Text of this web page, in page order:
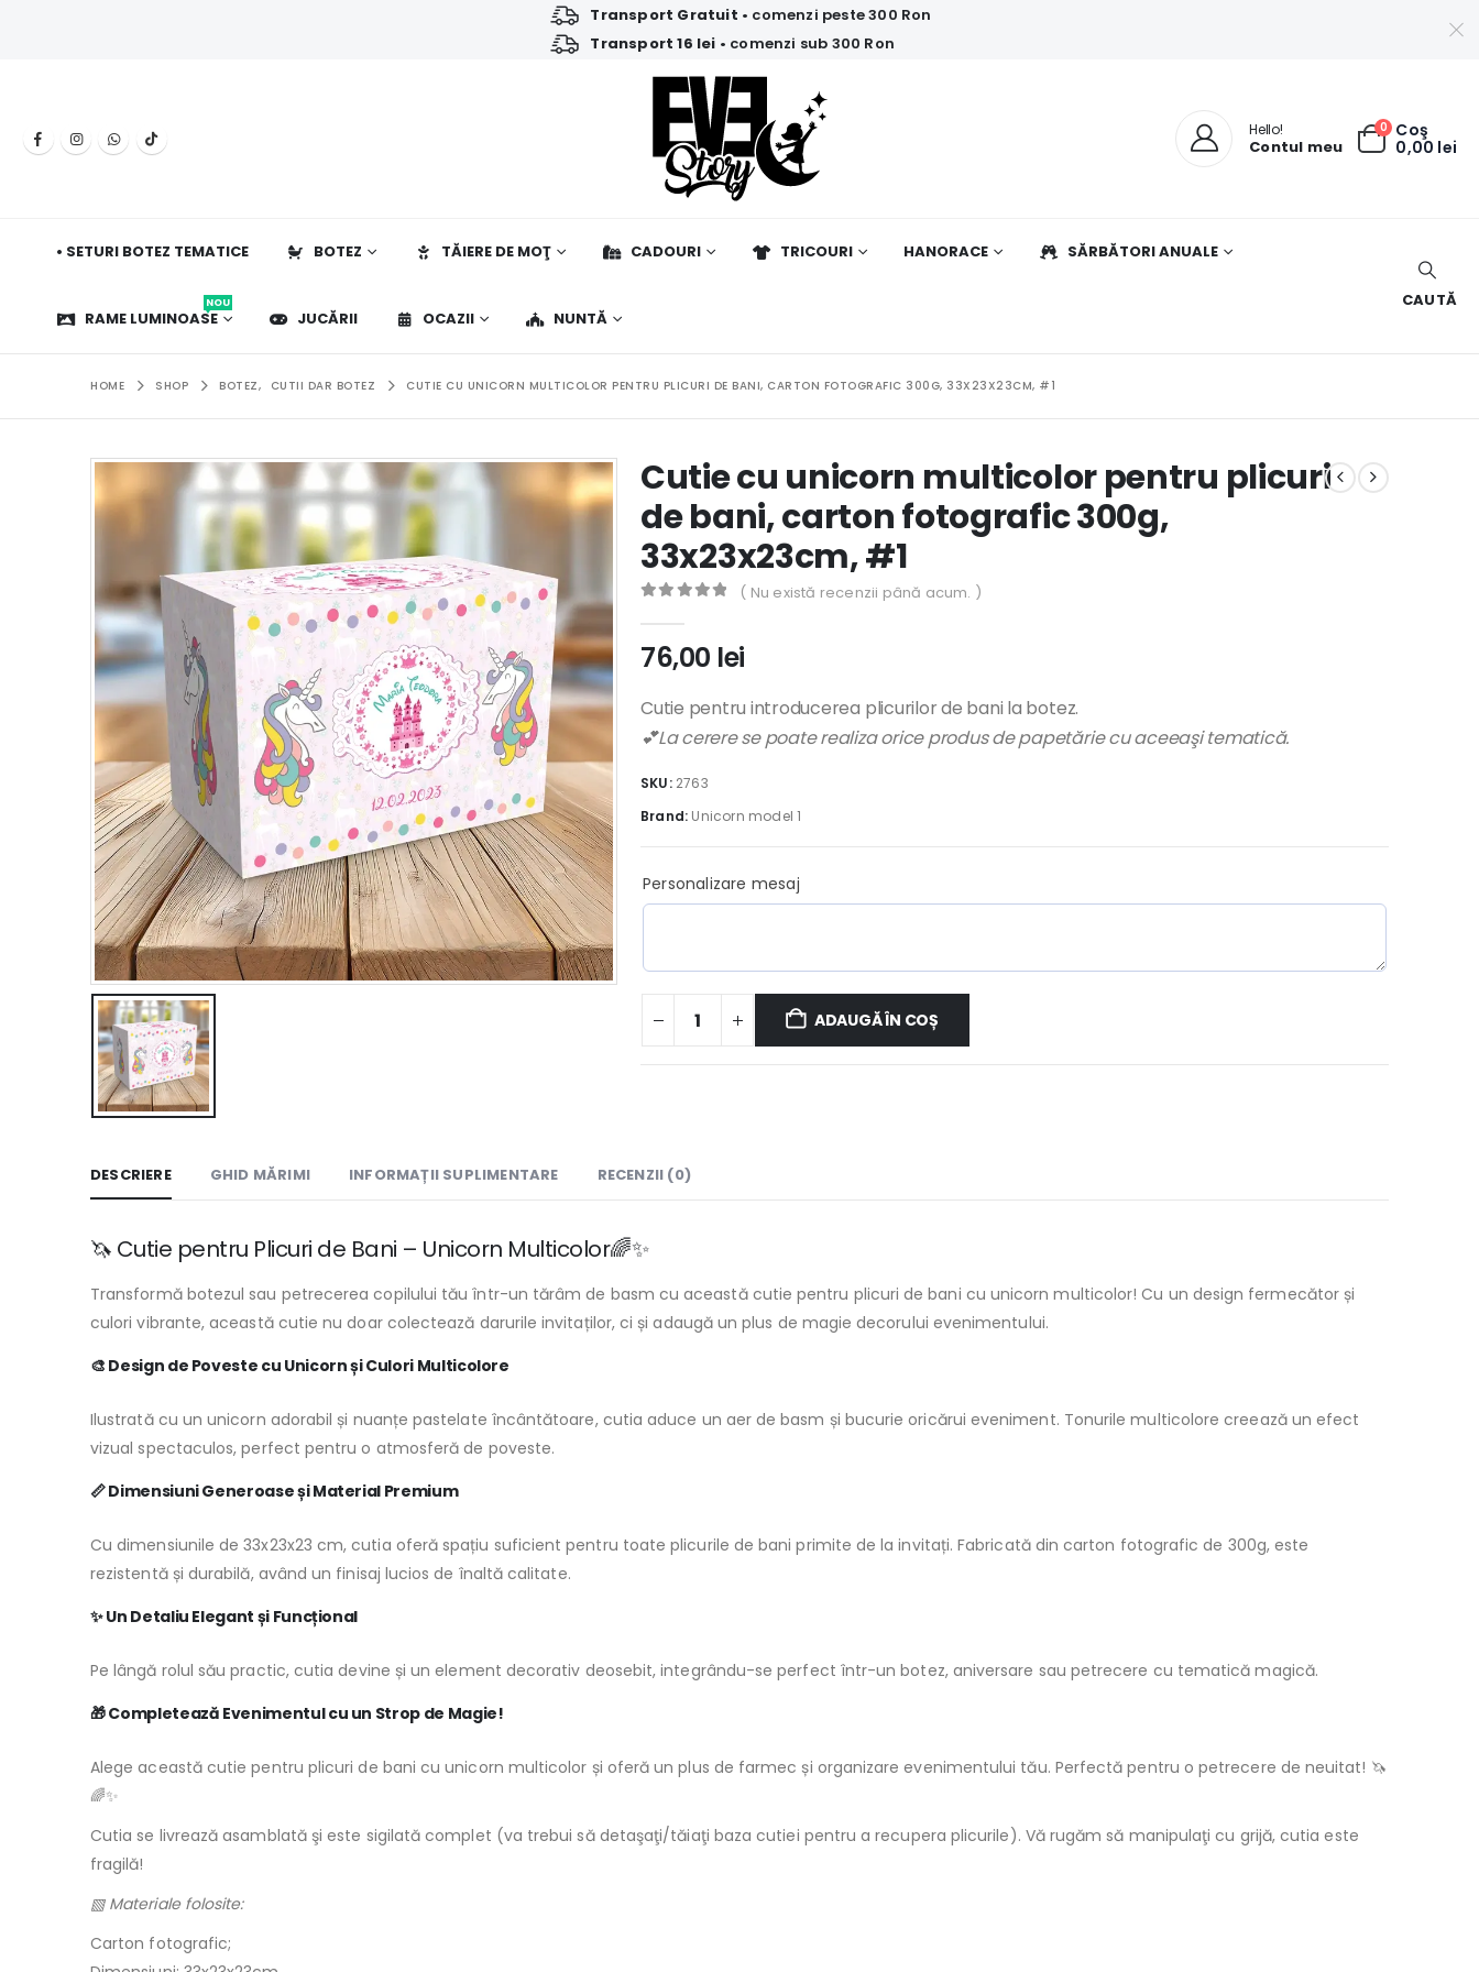
Transport Gratuit • comenzi peste 300 Ron
Transport 16 lei • comenzi sub 300 Ron
Hello!
Contul meu
0 Coş
0,00 lei
• SETURI BOTEZ TEMATICE BOTEZ TĂIERE DE MOŢ CADOURI TRICOURI HANORACE SĂRBĂTORI ANUALE
RAME LUMINOASE
NOU
JUCĂRII OCAZII NUNTĂ
CAUTĂ
HOME SHOP BOTEZ, CUTII DAR BOTEZ CUTIE CU UNICORN MULTICOLOR PENTRU PLICURI DE BANI, CARTON FOTOGRAFIC 300G, 33X23X23CM, #1
Cutie cu unicorn multicolor pentru plicuri
de bani, carton fotografic 300g,
33x23x23cm, #1
( Nu există recenzii până acum. )
76,00 lei
Cutie pentru introducerea plicurilor de bani la botez.
💕La cerere se poate realiza orice produs de papetărie cu aceeaşi tematică.
SKU: 2763
Brand: Unicorn model 1
Personalizare mesaj
ADAUGĂ ÎN COȘ
DESCRIERE GHID MĂRIMI INFORMAȚII SUPLIMENTARE RECENZII (0)
🦄 Cutie pentru Plicuri de Bani – Unicorn Multicolor🌈✨
Transformă botezul sau petrecerea copilului tău într-un tărâm de basm cu această cutie pentru plicuri de bani cu unicorn multicolor! Cu un design fermecător și
culori vibrante, această cutie nu doar colectează darurile invitaților, ci și adaugă un plus de magie decorului evenimentului.
🎨 Design de Poveste cu Unicorn și Culori Multicolore
Ilustrată cu un unicorn adorabil și nuanțe pastelate încântătoare, cutia aduce un aer de basm și bucurie oricărui eveniment. Tonurile multicolore creează un efect
vizual spectaculos, perfect pentru o atmosferă de poveste.
📏 Dimensiuni Generoase și Material Premium
Cu dimensiunile de 33x23x23 cm, cutia oferă spațiu suficient pentru toate plicurile de bani primite de la invitați. Fabricată din carton fotografic de 300g, este
rezistentă și durabilă, având un finisaj lucios de înaltă calitate.
✨ Un Detaliu Elegant și Funcțional
Pe lângă rolul său practic, cutia devine și un element decorativ deosebit, integrându-se perfect într-un botez, aniversare sau petrecere cu tematică magică.
🎁 Completează Evenimentul cu un Strop de Magie!
Alege această cutie pentru plicuri de bani cu unicorn multicolor și oferă un plus de farmec și organizare evenimentului tău. Perfectă pentru o petrecere de neuitat! 🦄
🌈✨
Cutia se livrează asamblată şi este sigilată complet (va trebui să detaşaţi/tăiaţi baza cutiei pentru a recupera plicurile). Vă rugăm să manipulaţi cu grijă, cutia este
fragilă!
▧ Materiale folosite:
Carton fotografic;